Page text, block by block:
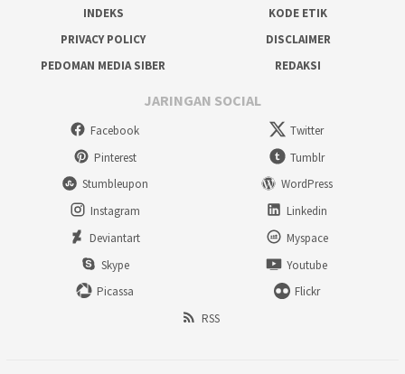
INDEKS
KODE ETIK
PRIVACY POLICY
DISCLAIMER
PEDOMAN MEDIA SIBER
REDAKSI
JARINGAN SOCIAL
Facebook
Twitter
Pinterest
Tumblr
Stumbleupon
WordPress
Instagram
Linkedin
Deviantart
Myspace
Skype
Youtube
Picassa
Flickr
RSS